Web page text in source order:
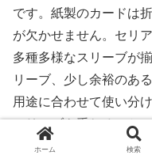
です。紙製のカードは
が欠かせません。セリ
多種多様なスリーブが
リーブ、少し余裕のあ
用途に合わせて使い分
スリーブを重ねること
能です。
ホーム 検索